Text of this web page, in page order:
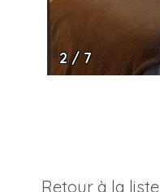
2 / 7
Retour à la liste